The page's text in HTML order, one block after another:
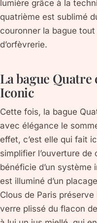
lumière grâce à la
quatrième est sublimé
couronner la bague
d’orfèvrerie.
La bague
Iconic
Cette fois, la bague
avec élégance le
effet, c’est elle qui fait
simplifier l’ouverture
bénéficie d’un
est illuminé d’un
Clous de Paris
verre plissé du flacon